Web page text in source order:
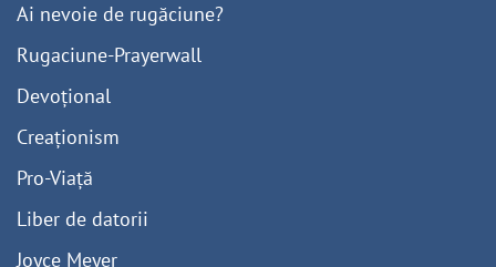
Ai nevoie de rugăciune?
Rugaciune-Prayerwall
Devoțional
Creaționism
Pro-Viață
Liber de datorii
Joyce Meyer